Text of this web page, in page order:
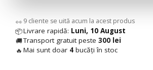
👀 10cliente se uită acum la acest produs
📦Livrare rapidă: Luni, 10 August
🚚Transport gratuit peste 300 lei
🔥 Mai sunt doar 4 bucăți în stoc